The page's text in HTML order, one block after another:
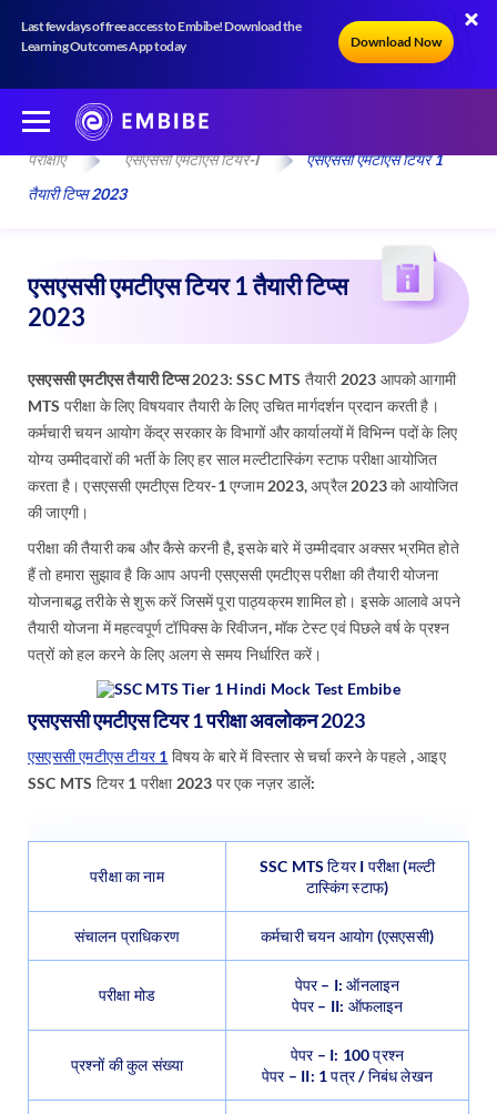
Last few days of free access to Embibe! Download the
Learning Outcomes App today
Download Now
परीक्षाएँ एसएससी एमटीएस टियर-I
एसएससी एमटीएस टियर 1
तैयारी टिप्स 2023
एसएससी एमटीएस टियर 1 तैयारी टिप्स
2023
एसएससी एमटीएस तैयारी टिप्स 2023: SSC MTS तैयारी 2023 आपको आगामी
MTS परीक्षा के लिए विषयवार तैयारी के लिए उचित मार्गदर्शन प्रदान करती है।
कर्मचारी चयन आयोग केंद्र सरकार के विभागों और कार्यालयों में विभिन्न पदों के लिए
योग्य उम्मीदवारों की भर्ती के लिए हर साल मल्टीटास्किंग स्टाफ परीक्षा आयोजित
करता है। एसएससी एमटीएस टियर-1 एग्जाम 2023, अप्रैल 2023 को आयोजित
की जाएगी।
परीक्षा की तैयारी कब और कैसे करनी है, इसके बारे में उम्मीदवार अक्सर भ्रमित होते
हैं तो हमारा सुझाव है कि आप अपनी एसएससी एमटीएस परीक्षा की तैयारी योजना
योजनाबद्ध तरीके से शुरू करें जिसमें पूरा पाठ्यक्रम शामिल हो। इसके आलावे अपने
तैयारी योजना में महत्वपूर्ण टॉपिक्स के रिवीजन, मॉक टेस्ट एवं पिछले वर्ष के प्रश्न
पत्रों को हल करने के लिए अलग से समय निर्धारित करें।
एसएससी एमटीएस टियर 1 परीक्षा अवलोकन 2023
एसएससी एमटीएस टीयर 1 विषय के बारे में विस्तार से चर्चा करने के पहले , आइए
SSC MTS टियर 1 परीक्षा 2023 पर एक नज़र डालें:
परीक्षा का नाम
SSC MTS टियर I परीक्षा (मल्टी
टास्किंग स्टाफ)
संचालन प्राधिकरण कर्मचारी चयन आयोग (एसएससी)
परीक्षा मोड
पेपर – I: ऑनलाइन
पेपर – II: ऑफलाइन
प्रश्नों की कुल संख्या
पेपर – I: 100 प्रश्न
पेपर – II: 1 पत्र / निबंध लेखन